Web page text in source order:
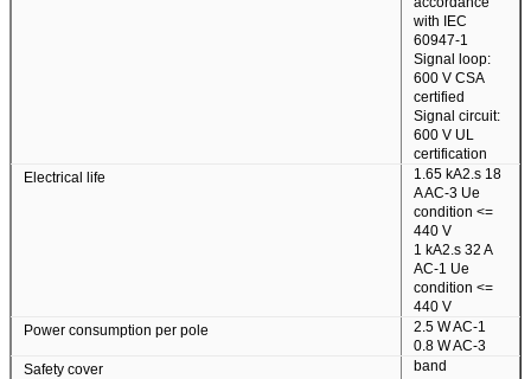
with IEC
60947-1
Signal loop:
600 V CSA
certified
Signal circuit:
600 V UL
certification
Electrical life
1.65 kA2.s 18
A AC-3 Ue
condition <=
440 V
1 kA2.s 32 A
AC-1 Ue
condition <=
440 V
Power consumption per pole
2.5 W AC-1
0.8 W AC-3
Safety cover
band